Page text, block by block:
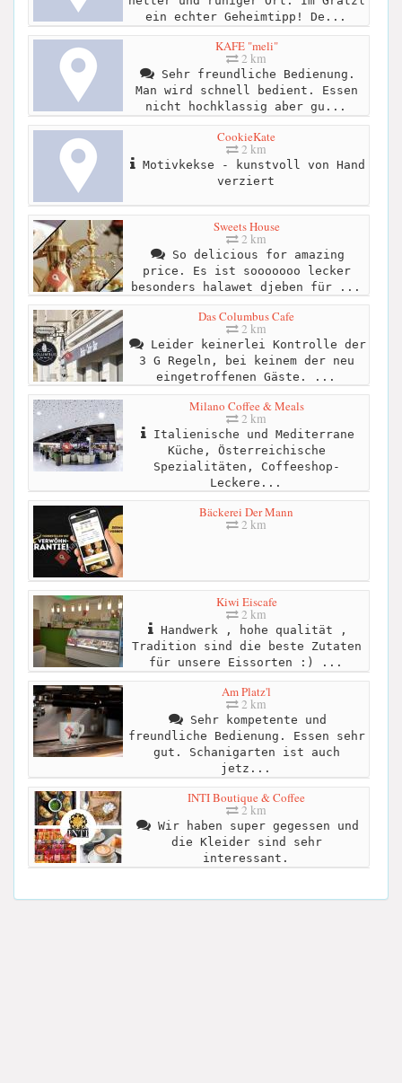
ein echter Geheimtipp! De...
KAFE "meli"
2 km
Sehr freundliche Bedienung.
Man wird schnell bedient. Essen
nicht hochklassig aber gu...
CookieKate
2 km
Motivkekse - kunstvoll von Hand
verziert
Sweets House
2 km
So delicious for amazing
price. Es ist sooooooo lecker
besonders halawet djeben für ...
Das Columbus Cafe
2 km
Leider keinerlei Kontrolle der
3 G Regeln, bei keinem der neu
eingetroffenen Gäste. ...
Milano Coffee & Meals
2 km
Italienische und Mediterrane
Küche, Österreichische
Spezialitäten, Coffeeshop-
Leckere...
Bäckerei Der Mann
2 km
Kiwi Eiscafe
2 km
Handwerk , hohe qualität ,
Tradition sind die beste Zutaten
für unsere Eissorten :) ...
Am Platz'l
2 km
Sehr kompetente und
freundliche Bedienung. Essen sehr
gut. Schanigarten ist auch
jetz...
INTI Boutique & Coffee
2 km
Wir haben super gegessen und
die Kleider sind sehr
interessant.